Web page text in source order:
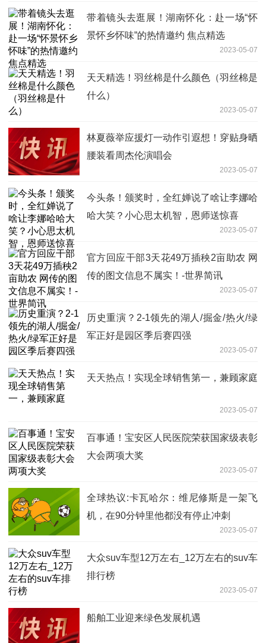
带着镜头去逛展！湖南怀化：赴一场“怀
景怀乡怀味”的热情邀约 焦点精选
2023-05-07
天天精选！羽丝棉是什么颜色（羽丝棉是
什么）
2023-05-07
林夏薇举应援灯一动作引遐想！穿贴身晒
腰装看周杰伦演唱会
2023-05-07
今头条！颁奖时，全红婵说了啥让李娜哈
哈大笑？小心思太机智，恩师送惊喜
2023-05-07
官方回应干部3天花49万插秧2亩助农 网
传的图文信息不属实！-世界简讯
2023-05-07
历史重演？2-1领先的湖人/掘金/热火/绿
军正好是园区季后赛四强
2023-05-07
天天热点！实现全球销售第一，兼顾家庭
2023-05-07
百事通！宝安区人民医院荣获国家级表彰
大会两项大奖
2023-05-07
全球热议:卡瓦哈尔：维尼修斯是一架飞
机，在90分钟里他都没有停止冲刺
2023-05-07
大众suv车型12万左右_12万左右的suv车
排行榜
2023-05-07
船舶工业迎来绿色发展机遇